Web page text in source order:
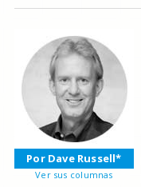
Por Dave Russell*
Ver sus columnas